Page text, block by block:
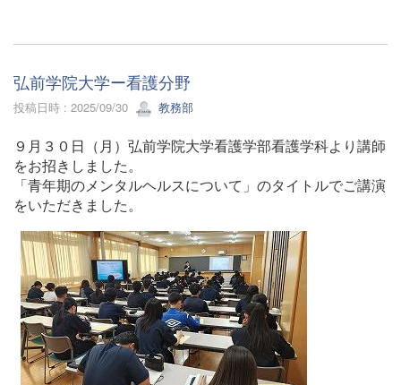
弘前学院大学ー看護分野
投稿日時 : 2025/09/30 教務部
９月３０日（月）弘前学院大学看護学部看護学科より講師
をお招きしました。
「青年期のメンタルヘルスについて」のタイトルでご講演
をいただきました。